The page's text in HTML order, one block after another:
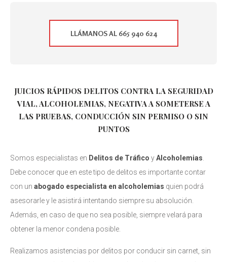
LLÁMANOS AL 665 940 624
JUICIOS RÁPIDOS DELITOS CONTRA LA SEGURIDAD
VIAL, ALCOHOLEMIAS, NEGATIVA A SOMETERSE A
LAS PRUEBAS, CONDUCCIÓN SIN PERMISO O SIN
PUNTOS
Somos especialistas en Delitos de Tráfico yAlcoholemias
Debe conocer que en este tipo de delitos es importante contar
con un abogado especialista en alcoholemias quien podrá
asesorarle y le asistirá intentando siempre su absolución.
Además, en caso de que no sea posible, siempre velará para
obtener la menor condena posible.
Realizamos asistencias por delitos por conducir sin carnet, sin